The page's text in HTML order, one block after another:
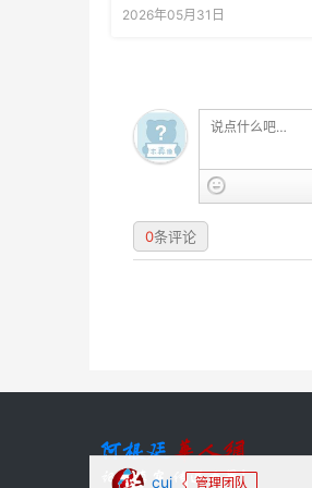
cui 管理团队
2026年05月31日
0条评论